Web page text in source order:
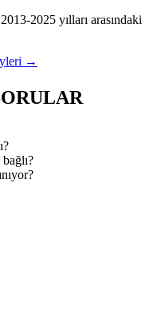
2013-2025 yılları arasındaki
→